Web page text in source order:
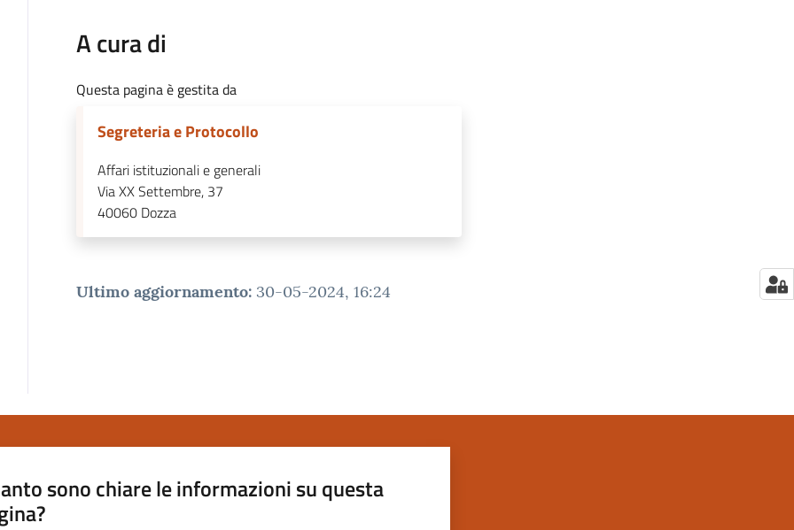
A cura di
Questa pagina è gestita da
Segreteria e Protocollo
Affari istituzionali e generali
Via XX Settembre, 37
40060 Dozza
Ultimo aggiornamento: 30-05-2024, 16:24
sono chiare le informazioni su questa